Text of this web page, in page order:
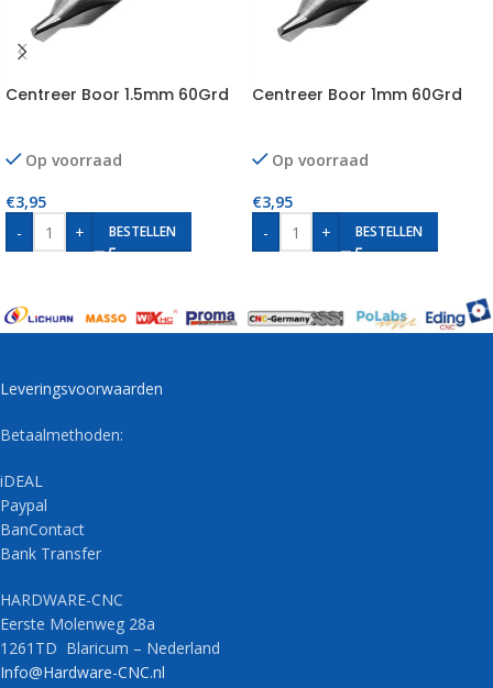
Centreer Boor 1.5mm 60Grd
Op voorraad
€3,95
-
+ BESTELLEN
Centreer Boor 1mm 60Grd
Op voorraad
€3,95
-
+ BESTELLEN
Leveringsvoorwaarden
Betaalmethoden:
iDEAL
Paypal
BanContact
Bank Transfer
HARDWARE-CNC
Eerste Molenweg 28a
1261TD Blaricum – Nederland
Info@Hardware-CNC.nl